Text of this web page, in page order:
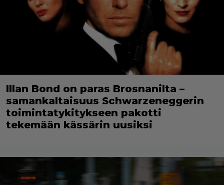
Illan Bond on paras Brosnanilta –
samankaltaisuus Schwarzeneggerin
toimintatykitykseen pakotti
tekemään kässärin uusiksi